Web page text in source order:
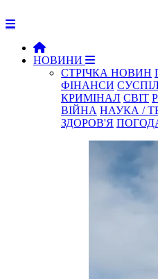
НОВИНИ
СТРІЧКА НОВИН
ФІНАНСИ
КРИМІНАЛ СВІТ
ВІЙНА НАУКА /
ЗДОРОВ'Я